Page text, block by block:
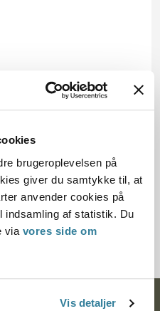
brugeroplevelsen på
giver du samtykke til, at
anvender cookies på
indsamling af statistik. Du
via vores side om
Vis detaljer